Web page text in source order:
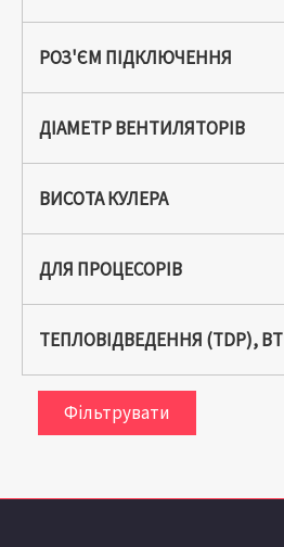
РОЗ'ЄМ ПІДКЛЮЧЕННЯ
ДІАМЕТР ВЕНТИЛЯТОРІВ
ВИСОТА КУЛЕРА
ДЛЯ ПРОЦЕСОРІВ
ТЕПЛОВІДВЕДЕННЯ (TDP), ВТ
Фільтрувати